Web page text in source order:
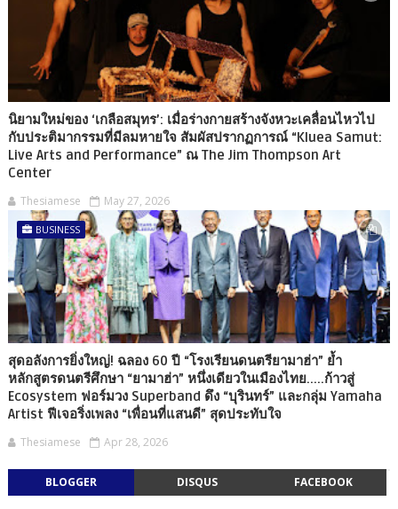
นิยามใหม่ของ ‘เกลือสมุทร’: เมื่อร่างกายสร้างจังหวะเคลื่อนไหวไป
กับประติมากรรมที่มีลมหายใจ สัมผัสปรากฏการณ์ “Kluea Samut:
Live Arts and Performance” ณ The Jim Thompson Art
Center
Thesiamese May 27, 2026
BUSINESS
สุดอลังการยิ่งใหญ่! ฉลอง 60 ปี “โรงเรียนดนตรียามาฮ่า” ย้ำ
หลักสูตรดนตรีศึกษา “ยามาฮ่า” หนึ่งเดียวในเมืองไทย.....ก้าวสู่
Ecosystem ฟอร์มวง Superband ดึง “บุรินทร์” และกลุ่ม Yamaha
Artist ฟีเจอริ่งเพลง “เพื่อนที่แสนดี” สุดประทับใจ
Thesiamese Apr 28, 2026
BLOGGER DISQUS FACEBOOK